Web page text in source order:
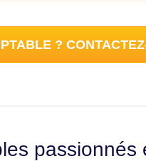
?
passionnés